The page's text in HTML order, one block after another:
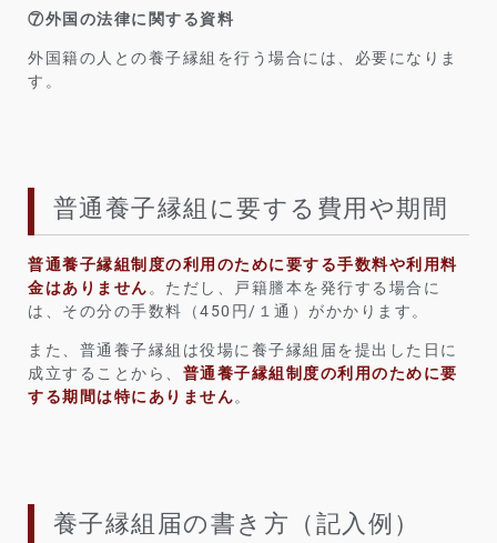
⑦外国の法律に関する資料
外国籍の人との養子縁組を行う場合には、必要になりま
す。
普通養子縁組に要する費用や期間
普通養子縁組制度の利用のために要する手数料や利用料
金はありません 。ただし、戸籍謄本を発行する場合に
は、その分の手数料（450円/１通）がかかります。
また、普通養子縁組は役場に養子縁組届を提出した日に
成立することから、 普通養子縁組制度の利用のために要
する期間は特にありません。
養子縁組届の書き方（記入例）